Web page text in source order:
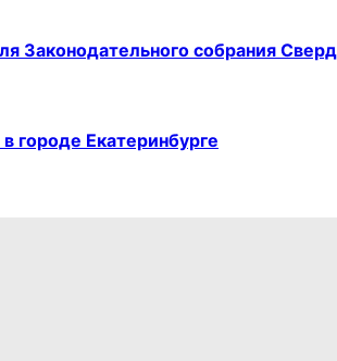
Законодательного собрания
городе Екатеринбурге